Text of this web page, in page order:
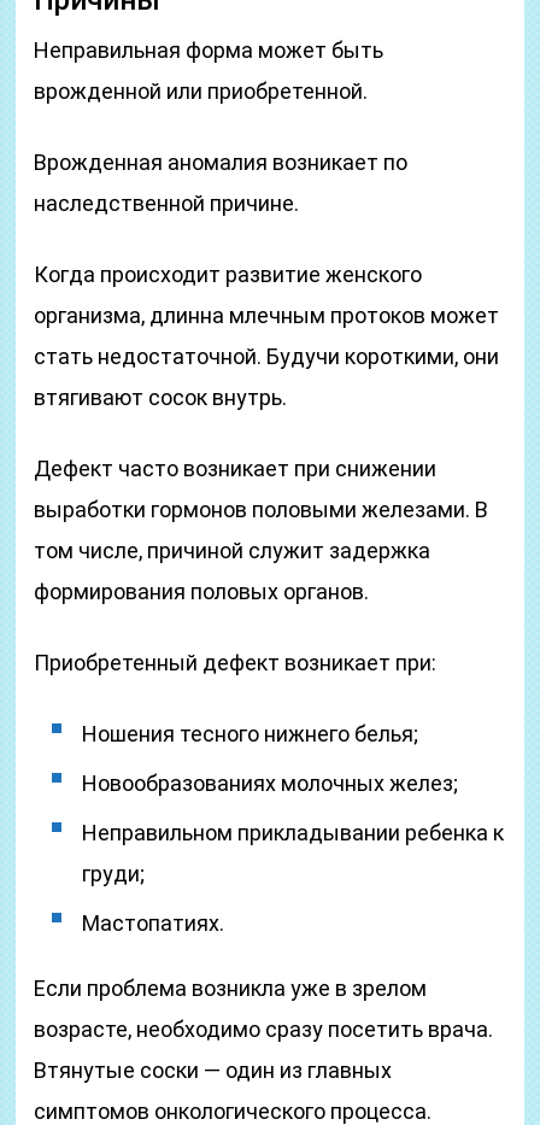
Неправильная форма может быть
врожденной или приобретенной.
Врожденная аномалия возникает по
наследственной причине.
Когда происходит развитие женского
организма, длинна млечным протоков может
стать недостаточной. Будучи короткими, они
втягивают сосок внутрь.
Дефект часто возникает при снижении
выработки гормонов половыми железами. В
том числе, причиной служит задержка
формирования половых органов.
Приобретенный дефект возникает при:
Ношения тесного нижнего белья;
Новообразованиях молочных желез;
Неправильном прикладывании ребенка к
груди;
Мастопатиях.
Если проблема возникла уже в зрелом
возрасте, необходимо сразу посетить врача.
Втянутые соски — один из главных
симптомов онкологического процесса.